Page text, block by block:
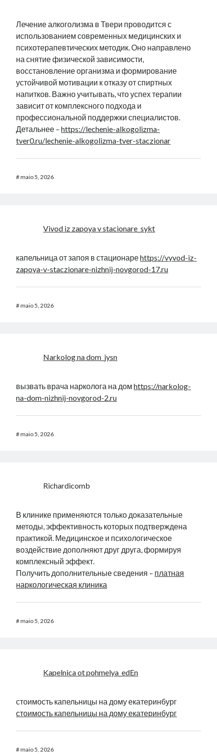
Лечение алкоголизма в Твери проводится с
использованием современных медицинских и
психотерапевтических методик. Оно направлено
на снятие физической зависимости,
восстановление организма и формирование
устойчивой мотивации к отказу от спиртных
напитков. Важно учитывать, что успех терапии
зависит от комплексного подхода и
профессиональной поддержки специалистов.
Детальнее –https://lechenie-alkogolizma-
tver0.ru/lechenie-alkogolizma-tver-staczionar
#maio 5, 2026
Vivod iz zapoya v stacionare_sykt
капельница от запоя в стационареhttps://vyvod-iz-
zapoya-v-staczionare-nizhnij-novgorod-17.ru
#maio 5, 2026
Narkolog na dom_jysn
вызвать врача нарколога на домhttps://narkolog-
na-dom-nizhnij-novgorod-2.ru
#maio 5, 2026
Richardicomb
В клинике применяются только доказательные
методы, эффективность которых подтверждена
практикой. Медицинское и психологическое
воздействие дополняют друг друга, формируя
комплексный эффект.
Получить дополнительные сведения – платная
наркологическая клиника
#maio 5, 2026
Kapelnica ot pohmelya_edEn
стоимость капельницы на дому екатеринбург
стоимость капельницы на дому екатеринбург
#maio 5, 2026